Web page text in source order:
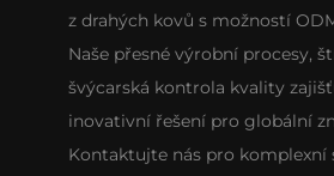
z drahých kovů s možností
Naše přesné výrobní procesy,
švýcarská kontrola kvality
inovativní řešení pro globální
Kontaktujte nás pro komplexní